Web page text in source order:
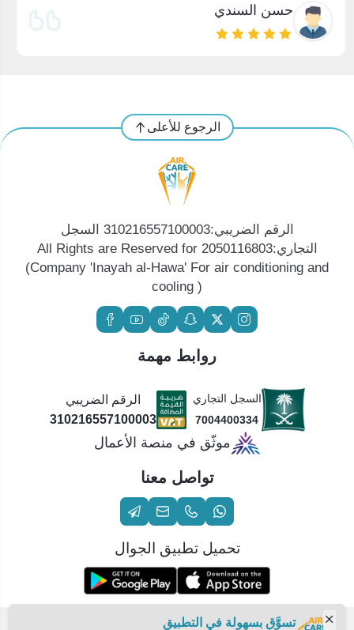
حسن السندي
الرجوع للأعلى
الرقم الضريبي:310216557100003 السجل
التجاري:2050116803 All Rights are Reserved for
(Company 'Inayah al-Hawa' For air conditioning and
cooling )
روابط مهمة
السجل التجاري
7004400334
الرقم الضريبي
310216557100003
موثّق في منصة الأعمال
تواصل معنا
تحميل تطبيق الجوال
تسوَّق بسهولة في التطبيق